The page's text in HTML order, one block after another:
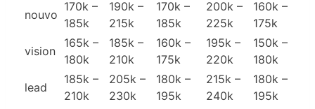
nouvo
170k –
185k
190k –
215k
170k –
185k
200k –
225k
160k –
175k
vision
165k –
180k
185k –
210k
160k –
175k
195k –
220k
150k –
180k
lead
185k –
210k
205k –
230k
180k –
195k
215k –
240k
180k –
195k